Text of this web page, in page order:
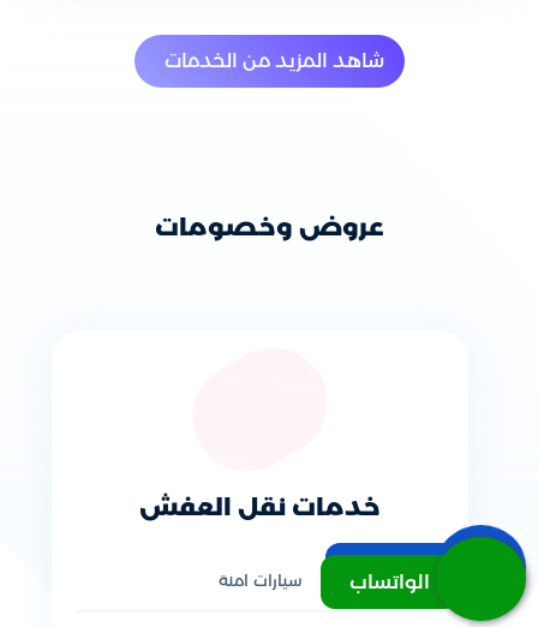
شاهد المزيد من الخدمات
عروض وخصومات
خدمات نقل العفش
سيارات امنة اتصل بنا
الواتساب